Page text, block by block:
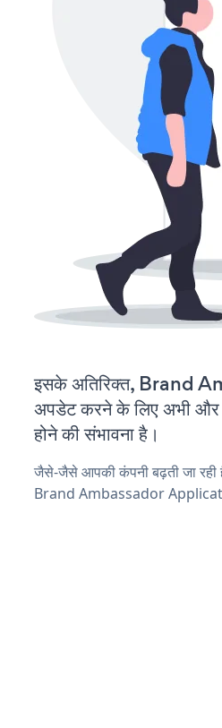
इसके अतिरिक्त, Brand
अपडेट करने के लिए अभी और
होने की संभावना है।
जैसे-जैसे आपकी कंपनी बढ़ती जा रही
Brand Ambassador